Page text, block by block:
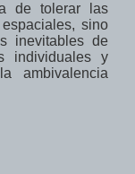
de tolerar las
sino
inevitables de
individuales y
ambivalencia